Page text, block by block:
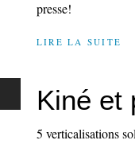
presse!
LIRE LA SUITE
Kiné et
5 verticalisations